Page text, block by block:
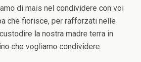
di mais nel condividere con voi
che fiorisce, per rafforzati nelle
la nostra madre terra in
che vogliamo condividere.